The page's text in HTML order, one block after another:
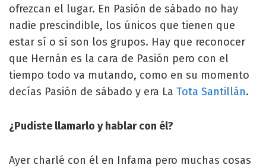
ofrezcan el lugar. En Pasión de sábado no hay
nadie prescindible, los únicos que tienen que
estar sí o sí son los grupos. Hay que reconocer
que Hernán es la cara de Pasión pero con el
tiempo todo va mutando, como en su momento
decías Pasión de sábado y era La Tota Santillán.
¿Pudiste llamarlo y hablar con él?
Ayer charlé con él en Infama pero muchas cosas